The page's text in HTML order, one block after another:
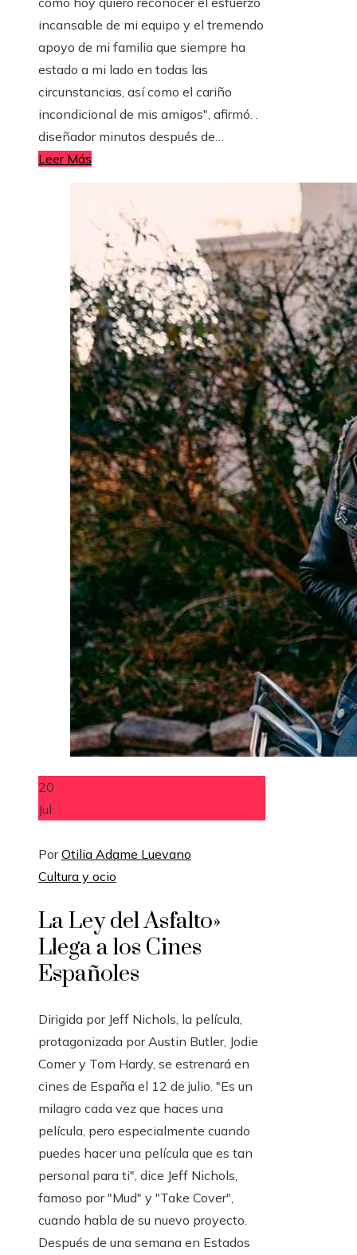
incansable de mi equipo y el tremendo
apoyo de mi familia que siempre ha
estado a mi lado en todas las
circunstancias, así como el cariño
incondicional de mis amigos", afirmó. .
diseñador minutos después de…
Leer Más
20
Jul
PorOtilia Adame Luevano
Cultura y ocio
La Ley del Asfalto»
Llega a los Cines
Españoles
Dirigida por Jeff Nichols, la película,
protagonizada por Austin Butler, Jodie
Comer y Tom Hardy, se estrenará en
cines de España el 12 de julio. "Es un
milagro cada vez que haces una
película, pero especialmente cuando
puedes hacer una película que es tan
personal para ti", dice Jeff Nichols,
famoso por "Mud" y "Take Cover",
cuando habla de su nuevo proyecto.
Después de una semana en Estados